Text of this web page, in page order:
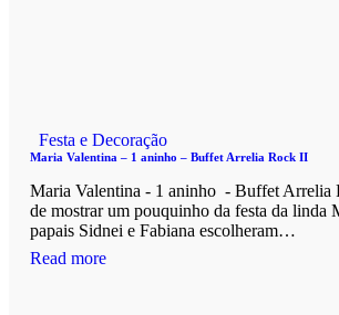
Festa e Decoração
Maria Valentina – 1 aninho – Buffet Arrelia Rock II
Maria Valentina - 1 aninho - Buffet Arrelia
de mostrar um pouquinho da festa da linda
papais Sidnei e Fabiana escolheram…
Read more